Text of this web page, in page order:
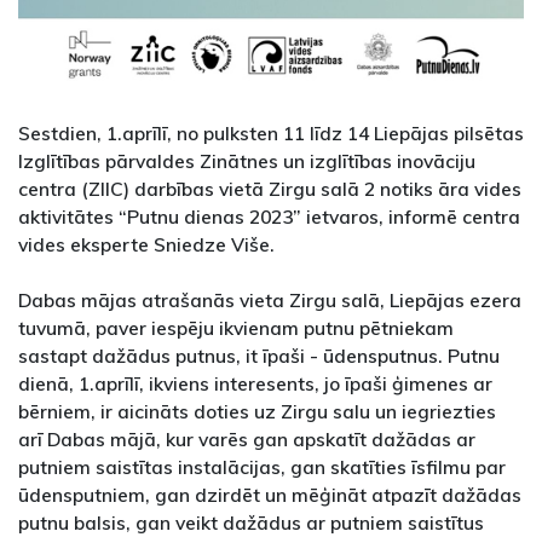
Sestdien, 1.aprīlī, no pulksten 11 līdz 14 Liepājas pilsētas
Izglītības pārvaldes Zinātnes un izglītības inovāciju
centra (ZIIC) darbības vietā Zirgu salā 2 notiks āra vides
aktivitātes “Putnu dienas 2023” ietvaros, informē centra
vides eksperte Sniedze Više.
Dabas mājas atrašanās vieta Zirgu salā, Liepājas ezera
tuvumā, paver iespēju ikvienam putnu pētniekam
sastapt dažādus putnus, it īpaši - ūdensputnus. Putnu
dienā, 1.aprīlī, ikviens interesents, jo īpaši ģimenes ar
bērniem, ir aicināts doties uz Zirgu salu un iegriezties
arī Dabas mājā, kur varēs gan apskatīt dažādas ar
putniem saistītas instalācijas, gan skatīties īsfilmu par
ūdensputniem, gan dzirdēt un mēģināt atpazīt dažādas
putnu balsis, gan veikt dažādus ar putniem saistītus